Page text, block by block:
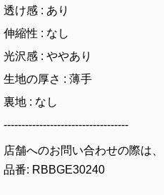
透け感 : あり
伸縮性 : なし
光沢感 : ややあり
生地の厚さ : 薄手
裏地 : なし
-----------------------------------
店舗へのお問い合わせの際は
品番: RBBGE30240